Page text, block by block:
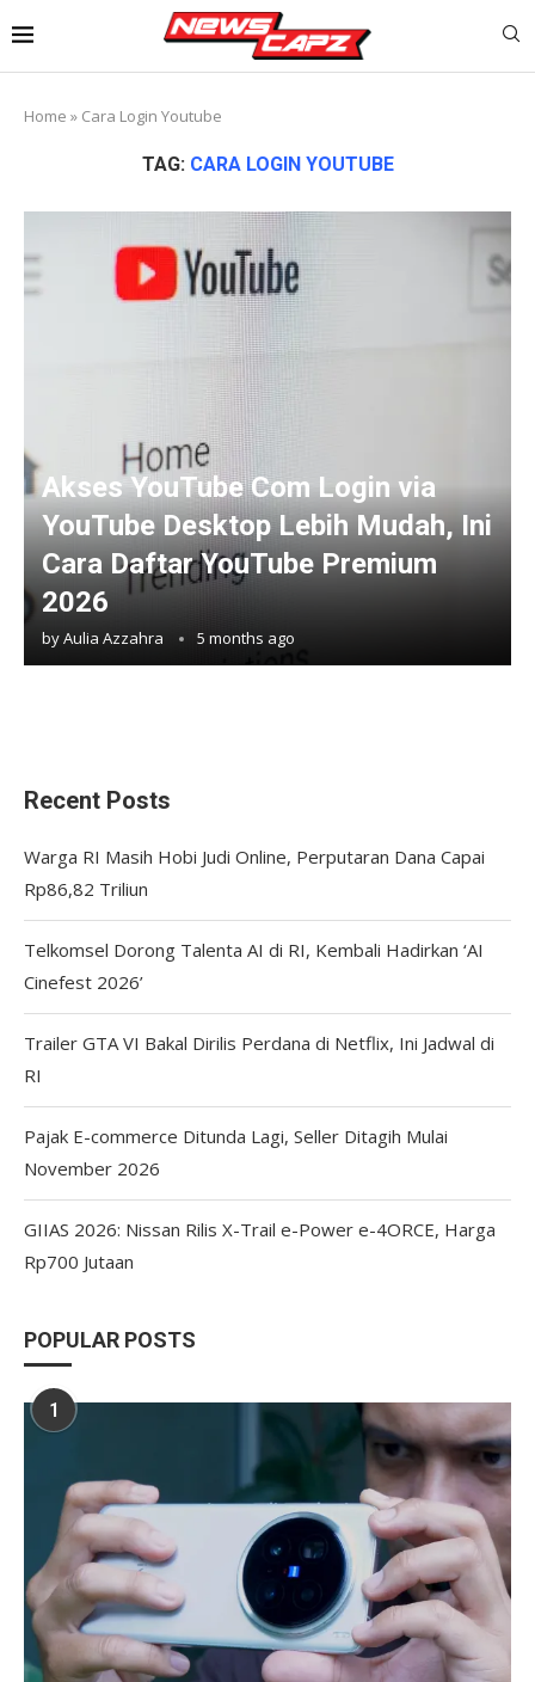
Home » Cara Login Youtube
TAG: CARA LOGIN YOUTUBE
Akses YouTube Com Login via
YouTube Desktop Lebih Mudah, Ini
Cara Daftar YouTube Premium
2026
byAulia Azzahra 5 months ago
Recent Posts
Warga RI Masih Hobi Judi Online, Perputaran Dana Capai
Rp86,82 Triliun
Telkomsel Dorong Talenta AI di RI, Kembali Hadirkan ‘AI
Cinefest 2026’
Trailer GTA VI Bakal Dirilis Perdana di Netflix, Ini Jadwal di
RI
Pajak E-commerce Ditunda Lagi, Seller Ditagih Mulai
November 2026
GIIAS 2026: Nissan Rilis X-Trail e-Power e-4ORCE, Harga
Rp700 Jutaan
POPULAR POSTS
1